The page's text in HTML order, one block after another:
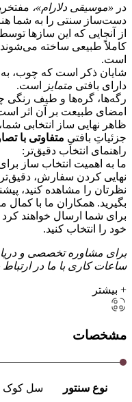
در «موسیقی دلارام»،
دست‌ساز سنتی را به شما
از آنجایی که این سازها
کاملاً طبیعی ساخته
است.
شایان ذکر است که چوب، به
دارای بافتی متمایز
است.
رگه‌ها، گره‌ها و طیف رنگی
امضای طبیعت بر آن اثر است
ظاهر نهایی ساز انتخابی شما،
جزئیاتِ بافتیِ متفاوتی با
راهنمای انتخاب دقیق‌تر:
ما به اهمیت انتخاب ساز
نهایی کردن سفارش،
نظرتان را مشاهده کنید،
بگیرید. همکاران ما با کمال
برای شما ارسال خواهند
خود را انتخاب کنید.
برای مشاوره تخصصی و
ساعات کاری با ما در ارتباط
+ بیشتر
مشخصات
نوع سنتور سل کوک